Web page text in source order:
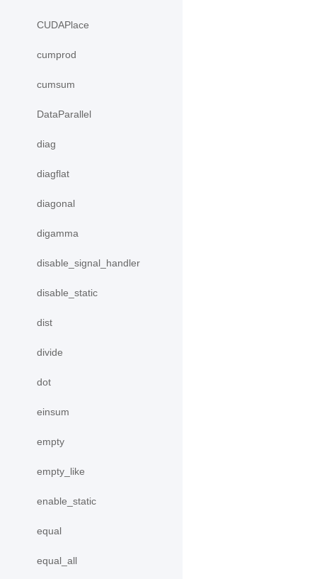
CUDAPlace
cumprod
cumsum
DataParallel
diag
diagflat
diagonal
digamma
disable_signal_handler
disable_static
dist
divide
dot
einsum
empty
empty_like
enable_static
equal
equal_all